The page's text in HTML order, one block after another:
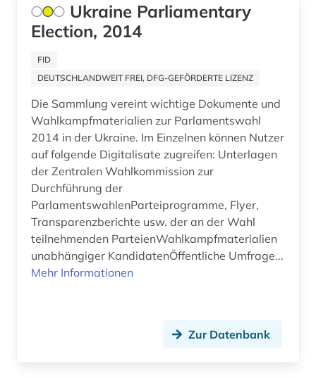
fid lateinamerika (2)
fid romanistik (1)
fid-asien (1)
film (1)
finanzpolitik (1)
fotografie (1)
frankreich (6)
französisch (2)
frauenforschung (2)
Litauen (2)
Mecklenburg-Vorpommern (1)
Mittelamerika (6)
Montenegro (2)
Niederlande (1)
Niedersachsen (1)
Nordrhein-Westfalen (2)
Norwegen (1)
Osteuropa (5)
Ukraine Parliamentary
Election, 2014
FID
DEUTSCHLANDWEIT FREI, DFG-GEFÖRDERTE LIZENZ
Die Sammlung vereint wichtige Dokumente und
Wahlkampfmaterialien zur Parlamentswahl
2014 in der Ukraine. Im Einzelnen können Nutzer
auf folgende Digitalisate zugreifen: Unterlagen
der Zentralen Wahlkommission zur
Durchführung der
ParlamentswahlenParteiprogramme, Flyer,
Transparenzberichte usw. der an der Wahl
teilnehmenden ParteienWahlkampfmaterialien
unabhängiger KandidatenÖffentliche Umfrage...
Mehr Informationen
Zur Datenbank